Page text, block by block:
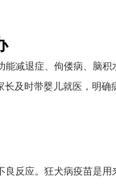
减退症、佝偻病、脑
及时带婴儿就医，明确
反应。狂犬病疫苗是